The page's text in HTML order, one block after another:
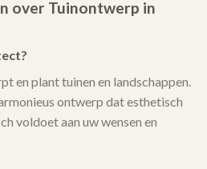
over Tuinontwerp in
en plant tuinen en landschappen.
ontwerp dat esthetisch
voldoet aan uw wensen en